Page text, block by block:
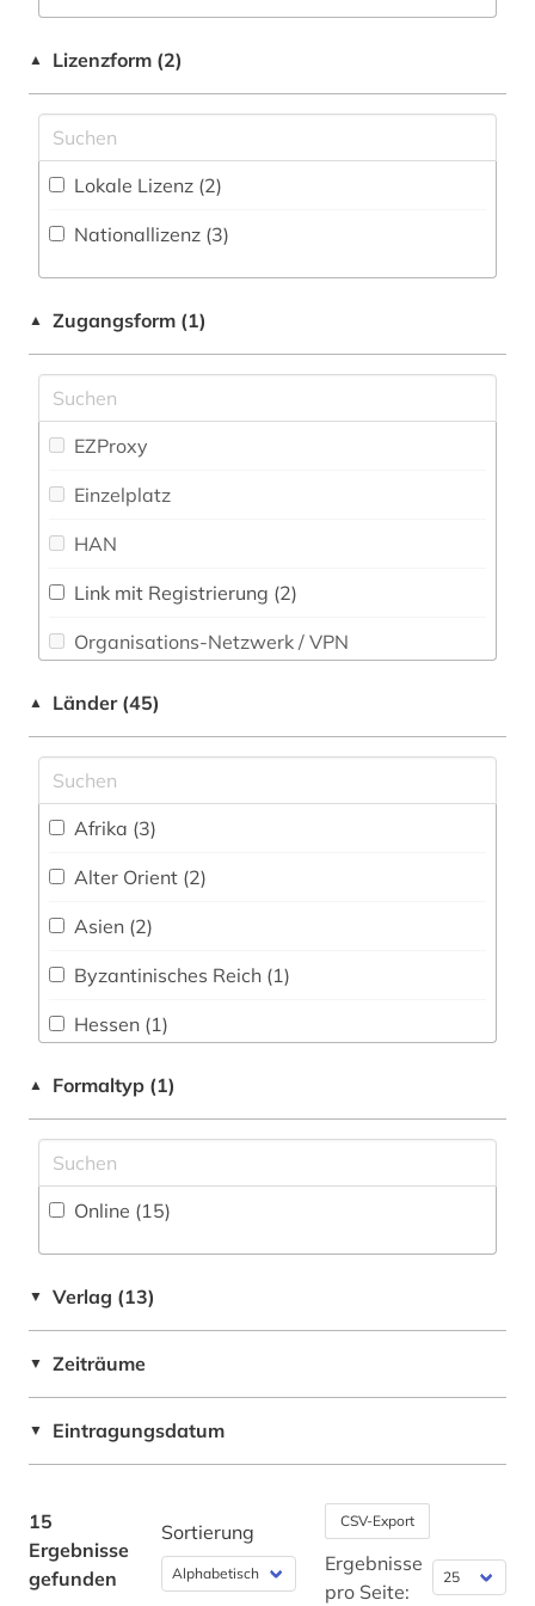
islamwissenschaften (1)
katalog (2)
linguistik (1)
maghreb (1)
orientalistik (3)
papyrologie (1)
quelle (1)
russland (1)
subsaharisches afrika (1)
südasien (2)
turksprachen (2)
zeitung (2)
▲ Lizenzform (2)
Lokale Lizenz (2)
Nationallizenz (3)
▲ Zugangsform (1)
EZProxy
Einzelplatz
HAN
Link mit Registrierung (2)
Organisations-Netzwerk / VPN
Shibboleth
Zugriff vor Ort
▲ Länder (45)
Afrika (3)
Alter Orient (2)
Asien (2)
Byzantinisches Reich (1)
Hessen (1)
Irland (1)
Island (1)
Italien (1)
Kroatien (1)
Liechtenstein (1)
▲ Formaltyp (1)
Online (15)
▼ Verlag (13)
▼ Zeiträume
▼ Eintragungsdatum
15
Ergebnisse
gefunden
Sortierung CSV-Export
Ergebnisse
pro Seite: